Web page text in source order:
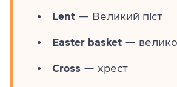
Lent — Великий піст
Easter basket —
Cross — хрест